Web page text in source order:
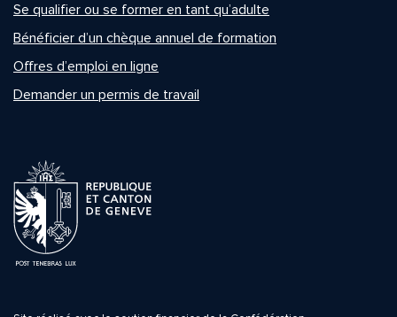
Se qualifier ou se former en tant qu’adulte
Bénéficier d’un chèque annuel de formation
Offres d’emploi en ligne
Demander un permis de travail